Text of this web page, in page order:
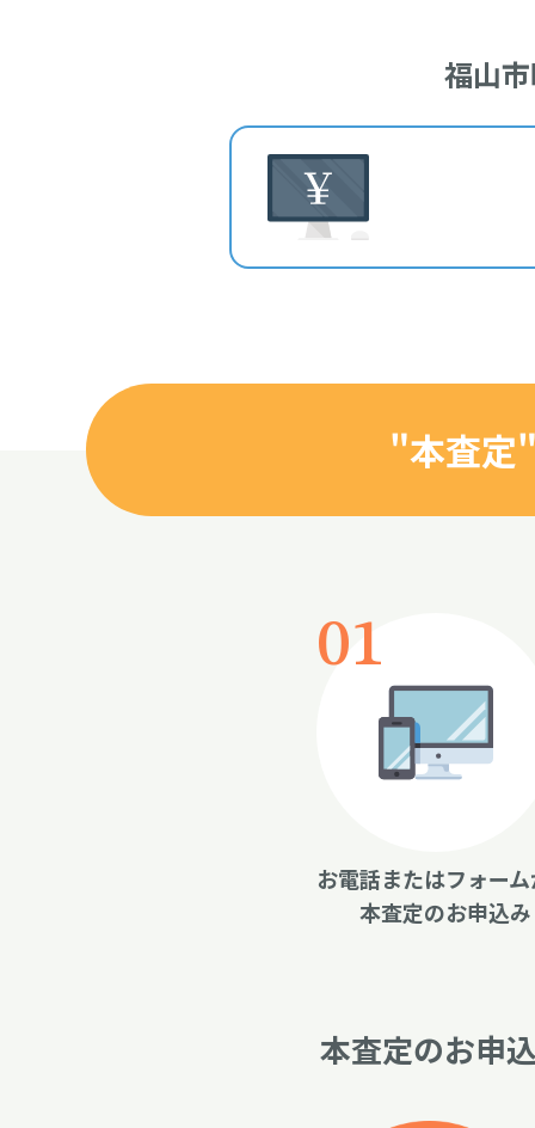
福山
"本査定
お電話またはフォー
本査定のお申込み
本査定のお申